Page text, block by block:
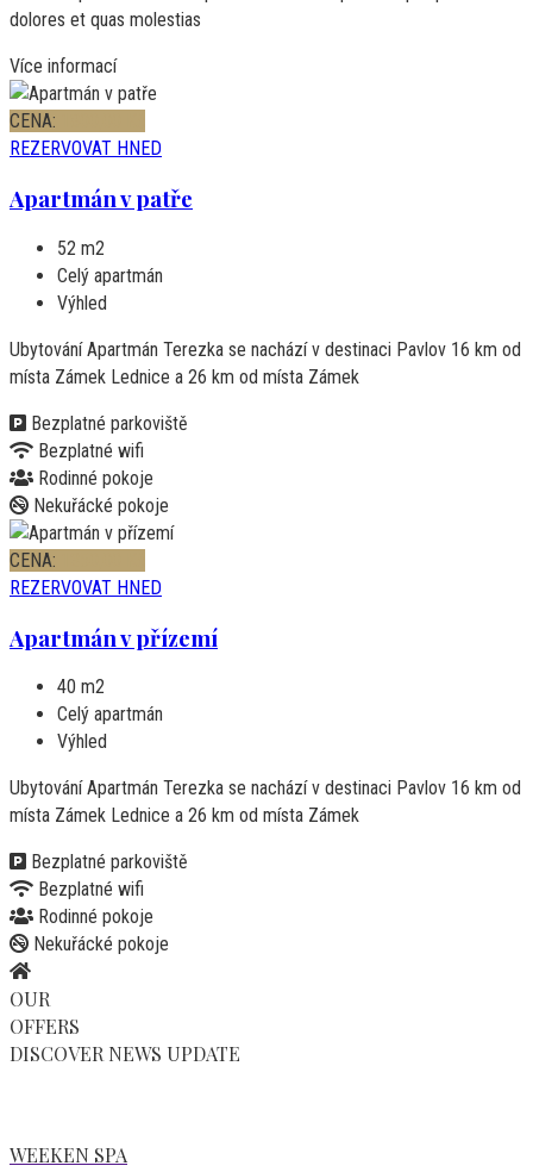
dolores et quas molestias
Více informací
CENA:
REZERVOVAT HNED
Apartmán v patře
52 m2
Celý apartmán
Výhled
Ubytování Apartmán Terezka se nachází v destinaci Pavlov 16 km od
místa Zámek Lednice a 26 km od místa Zámek
Bezplatné parkoviště
Bezplatné wifi
Rodinné pokoje
Nekuřácké pokoje
CENA:
REZERVOVAT HNED
Apartmán v přízemí
40 m2
Celý apartmán
Výhled
Ubytování Apartmán Terezka se nachází v destinaci Pavlov 16 km od
místa Zámek Lednice a 26 km od místa Zámek
Bezplatné parkoviště
Bezplatné wifi
Rodinné pokoje
Nekuřácké pokoje
OUR
OFFERS
DISCOVER NEWS UPDATE
WEEKEN SPA